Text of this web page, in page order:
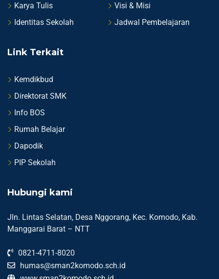
Karya Tulis
Visi & Misi
Identitas Sekolah
Jadwal Pembelajaran
Link Terkait
Kemdikbud
Direktorat SMK
Info BOS
Rumah Belajar
Dapodik
PIP Sekolah
Hubungi kami
Jln. Lintas Selatan, Desa Nggorang, Kec. Komodo, Kab.
Manggarai Barat – NTT
0821-4711-8020
humas@sman2komodo.sch.id